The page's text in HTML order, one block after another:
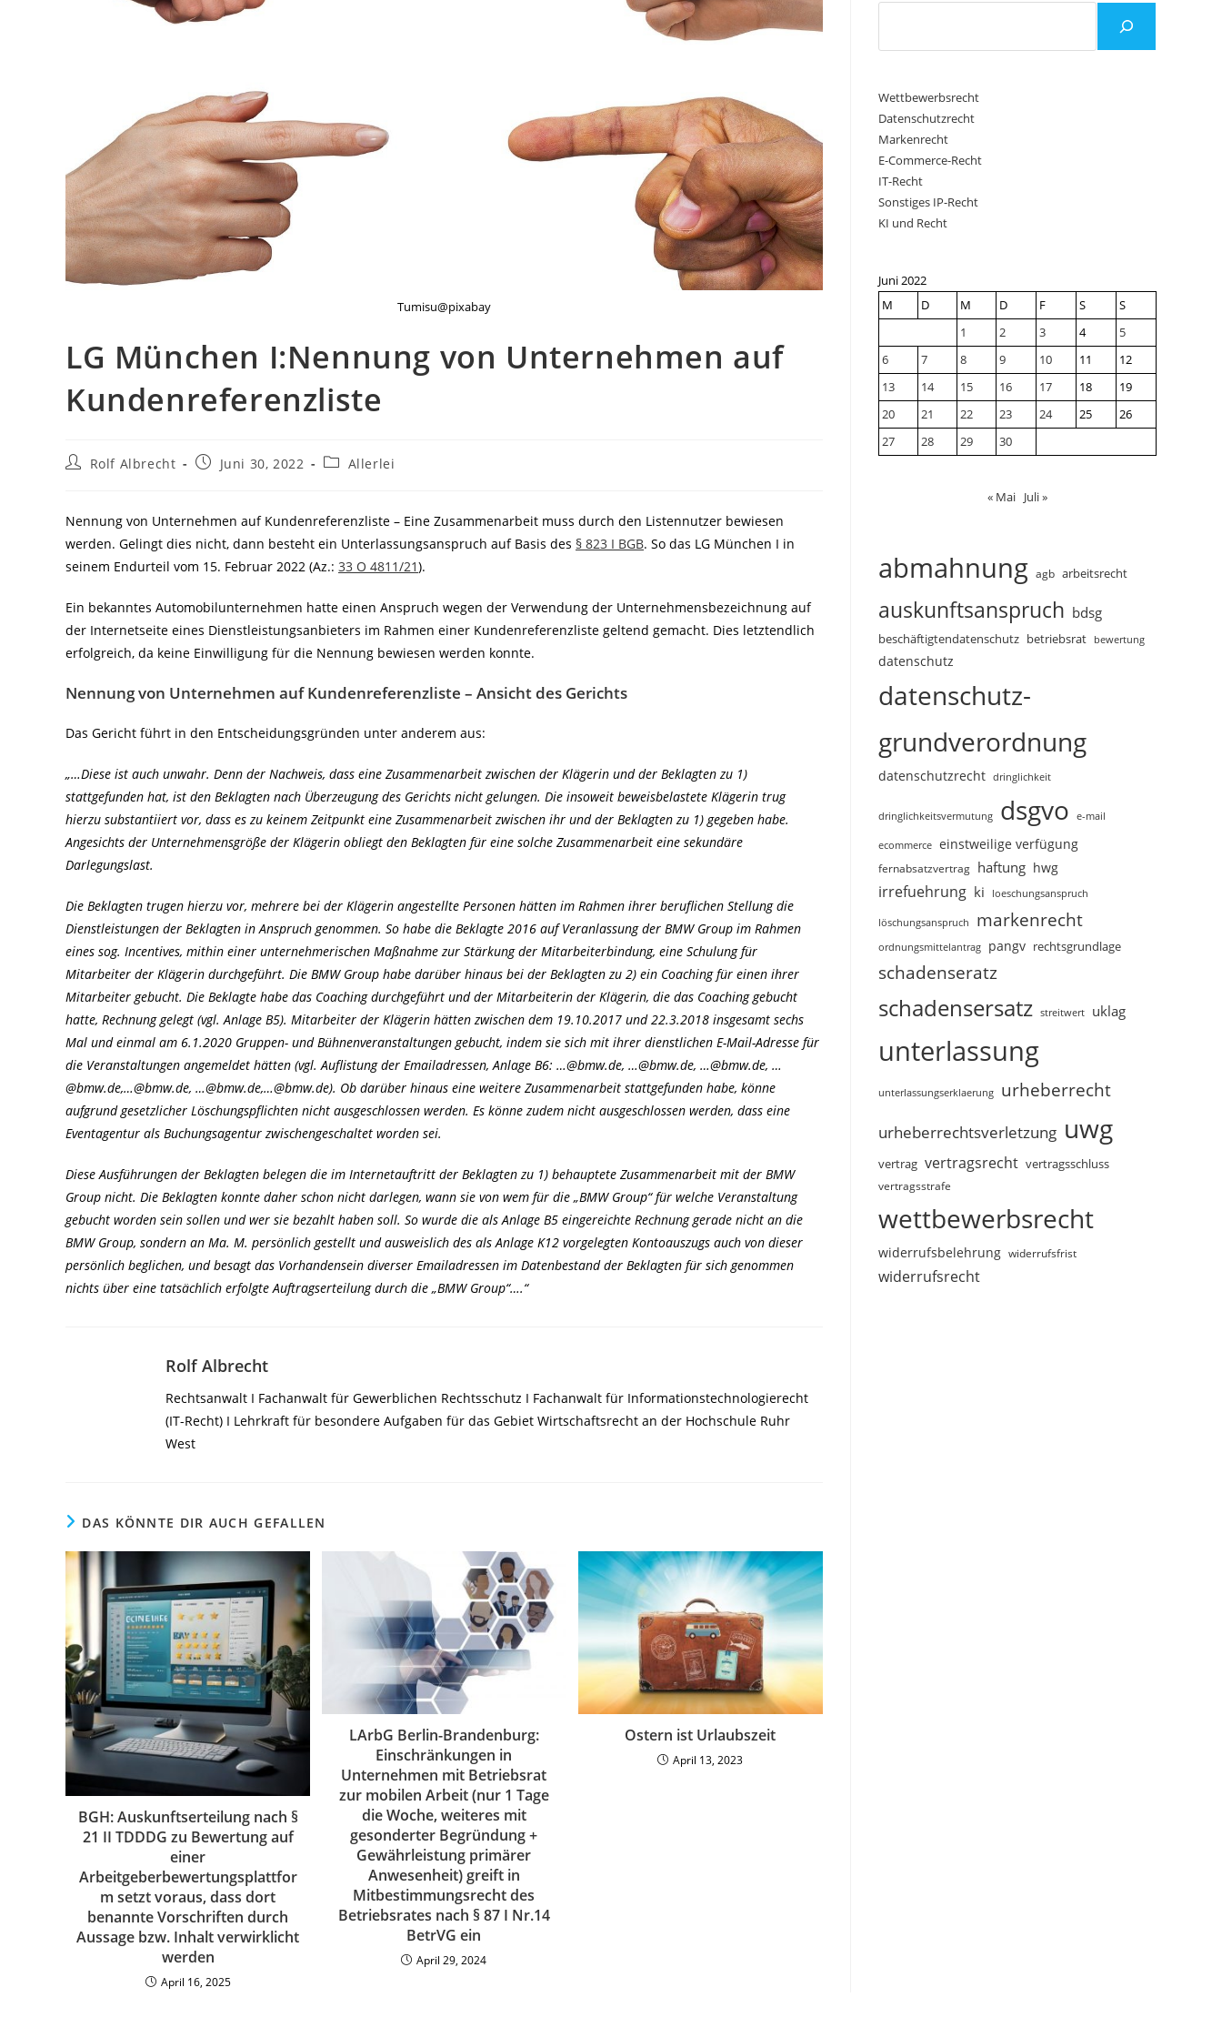
Tumisu@pixabay
LG München I:Nennung von Unternehmen auf
Kundenreferenzliste
Beitrags-
Rolf Albrecht
BeitragJuni 30, 2022
Beitrags-
Allerlei
Nennung von Unternehmen auf Kundenreferenzliste – Eine Zusammenarbeit muss durch den Listennutzer bewiesen
werden. Gelingt dies nicht, dann besteht ein Unterlassungsanspruch auf Basis des § 823 I BGB. So das LG München I in
seinem Endurteil vom 15. Februar 2022 (Az.: 33 O 4811/21).
Ein bekanntes Automobilunternehmen hatte einen Anspruch wegen der Verwendung der Unternehmensbezeichnung auf
der Internetseite eines Dienstleistungsanbieters im Rahmen einer Kundenreferenzliste geltend gemacht. Dies letztendlich
erfolgreich, da keine Einwilligung für die Nennung bewiesen werden konnte.
Nennung von Unternehmen auf Kundenreferenzliste – Ansicht des Gerichts
Das Gericht führt in den Entscheidungsgründen unter anderem aus:
„…Diese ist auch unwahr. Denn der Nachweis, dass eine Zusammenarbeit zwischen der Klägerin und der Beklagten zu 1)
stattgefunden hat, ist den Beklagten nach Überzeugung des Gerichts nicht gelungen. Die insoweit beweisbelastete Klägerin trug
hierzu substantiiert vor, dass es zu keinem Zeitpunkt eine Zusammenarbeit zwischen ihr und der Beklagten zu 1) gegeben habe.
Angesichts der Unternehmensgröße der Klägerin obliegt den Beklagten für eine solche Zusammenarbeit eine sekundäre
Darlegungslast.
Die Beklagten trugen hierzu vor, mehrere bei der Klägerin angestellte Personen hätten im Rahmen ihrer beruflichen Stellung die
Dienstleistungen der Beklagten in Anspruch genommen. So habe die Beklagte 2016 auf Veranlassung der BMW Group im Rahmen
eines sog. Incentives, mithin einer unternehmerischen Maßnahme zur Stärkung der Mitarbeiterbindung, eine Schulung für
Mitarbeiter der Klägerin durchgeführt. Die BMW Group habe darüber hinaus bei der Beklagten zu 2) ein Coaching für einen ihrer
Mitarbeiter gebucht. Die Beklagte habe das Coaching durchgeführt und der Mitarbeiterin der Klägerin, die das Coaching gebucht
hatte, Rechnung gelegt (vgl. Anlage B5). Mitarbeiter der Klägerin hätten zwischen dem 19.10.2017 und 22.3.2018 insgesamt sechs
Mal und einmal am 6.1.2020 Gruppen- und Bühnenveranstaltungen gebucht, indem sie sich mit ihrer dienstlichen E-Mail-Adresse für
die Veranstaltungen angemeldet hätten (vgl. Auflistung der Emailadressen, Anlage B6: …@bmw.de, …@bmw.de, …@bmw.de, …
@bmw.de,…@bmw.de, …@bmw.de,…@bmw.de). Ob darüber hinaus eine weitere Zusammenarbeit stattgefunden habe, könne
aufgrund gesetzlicher Löschungspflichten nicht ausgeschlossen werden. Es könne zudem nicht ausgeschlossen werden, dass eine
Eventagentur als Buchungsagentur zwischengeschaltet worden sei.
Diese Ausführungen der Beklagten belegen die im Internetauftritt der Beklagten zu 1) behauptete Zusammenarbeit mit der BMW
Group nicht. Die Beklagten konnte daher schon nicht darlegen, wann sie von wem für die „BMW Group“ für welche Veranstaltung
gebucht worden sein sollen und wer sie bezahlt haben soll. So wurde die als Anlage B5 eingereichte Rechnung gerade nicht an die
BMW Group, sondern an Ma. M. persönlich gestellt und ausweislich des als Anlage K12 vorgelegten Kontoauszugs auch von dieser
persönlich beglichen, und besagt das Vorhandensein diverser Emailadressen im Datenbestand der Beklagten für sich genommen
nichts über eine tatsächlich erfolgte Auftragserteilung durch die „BMW Group“….“
Rolf Albrecht
Rechtsanwalt I Fachanwalt für Gewerblichen Rechtsschutz I Fachanwalt für Informationstechnologierecht
(IT-Recht) I Lehrkraft für besondere Aufgaben für das Gebiet Wirtschaftsrecht an der Hochschule Ruhr
West
DAS KÖNNTE DIR AUCH GEFALLEN
BGH: Auskunftserteilung nach §
21 II TDDDG zu Bewertung auf
einer
Arbeitgeberbewertungsplattfor
m setzt voraus, dass dort
benannte Vorschriften durch
Aussage bzw. Inhalt verwirklicht
werden
April 16, 2025
LArbG Berlin-Brandenburg:
Einschränkungen in
Unternehmen mit Betriebsrat
zur mobilen Arbeit (nur 1 Tage
die Woche, weiteres mit
gesonderter Begründung +
Gewährleistung primärer
Anwesenheit) greift in
Mitbestimmungsrecht des
Betriebsrates nach § 87 I Nr.14
BetrVG ein
April 29, 2024
Ostern ist Urlaubszeit
April 13, 2023
Wettbewerbsrecht
Datenschutzrecht
Markenrecht
E-Commerce-Recht
IT-Recht
Sonstiges IP-Recht
KI und Recht
Juni 2022
M
D M D F S
S
1
2 3 4
5
6
7 8 9 10 11
12
13
14 15 16 17 18
19
20
21 22 23 24 25
26
27
28 29 30
« Mai Juli »
abmahnung agb arbeitsrecht
auskunftsanspruch bdsg
beschäftigtendatenschutz betriebsrat bewertung
datenschutz
datenschutz-
grundverordnung
datenschutzrecht dringlichkeit
dringlichkeitsvermutung dsgvo e-mail
ecommerce einstweilige verfügung
fernabsatzvertrag haftung hwg
irrefuehrung ki loeschungsanspruch
löschungsanspruch markenrecht
ordnungsmittelantrag pangv rechtsgrundlage
schadenseratz
schadensersatz streitwert uklag
unterlassung
unterlassungserklaerung urheberrecht
urheberrechtsverletzung uwg
vertrag vertragsrecht vertragsschluss
vertragsstrafe
wettbewerbsrecht
widerrufsbelehrung widerrufsfrist
widerrufsrecht